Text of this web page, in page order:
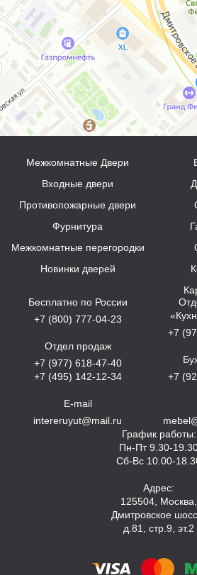
Межкомнатные Двери
Входные двери
Противопожарные двери
Фурнитура
Межкомнатные перегородки
Новинки дверей
Бесплатно по России
+7 (800) 777-04-23
Отдел продаж
+7 (977) 618-47-40
+7 (495) 142-12-34
E-mail
intereruyut@mail.ru
+7
+7
График работы:
Пн-Пт 9.30-
Сб-Вс 10.00-
Адрес:
125504, Москва,
Дмитровское
д.81, стр.9, эт.2